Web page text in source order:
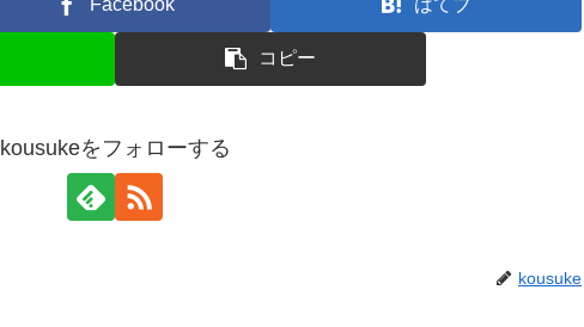
Facebook はてブ
コピー
kousukeをフォローする
kousuke